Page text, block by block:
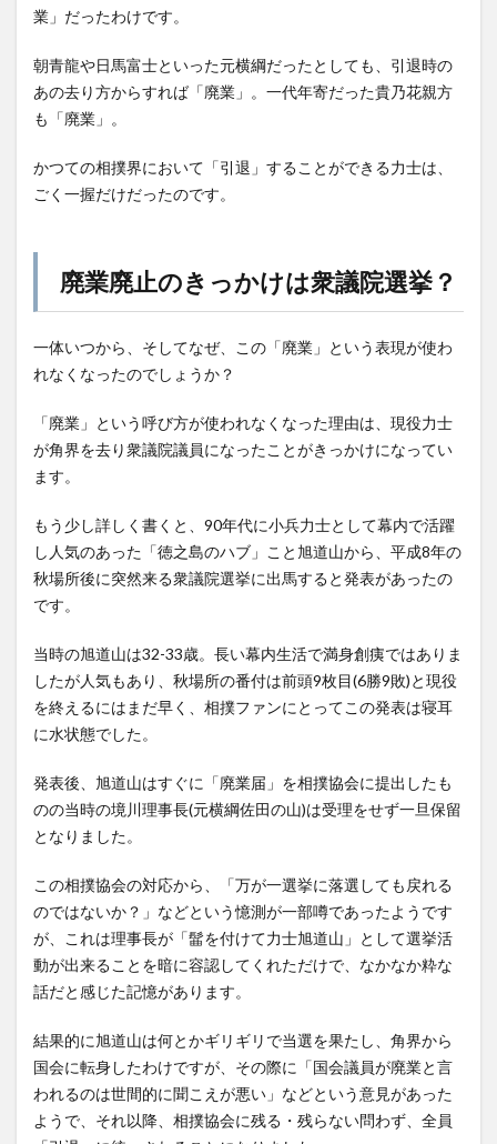
業」だったわけです。
朝青龍や日馬富士といった元横綱だったとしても、引退時の
あの去り方からすれば「廃業」。一代年寄だった貴乃花親方
も「廃業」。
かつての相撲界において「引退」することができる力士は、
ごく一握だけだったのです。
廃業廃止のきっかけは衆議院選挙？
一体いつから、そしてなぜ、この「廃業」という表現が使わ
れなくなったのでしょうか？
「廃業」という呼び方が使われなくなった理由は、現役力士
が角界を去り衆議院議員になったことがきっかけになってい
ます。
もう少し詳しく書くと、90年代に小兵力士として幕内で活躍
し人気のあった「徳之島のハブ」こと旭道山から、平成8年の
秋場所後に突然来る衆議院選挙に出馬すると発表があったの
です。
当時の旭道山は32-33歳。長い幕内生活で満身創痍ではありま
したが人気もあり、秋場所の番付は前頭9枚目(6勝9敗)と現役
を終えるにはまだ早く、相撲ファンにとってこの発表は寝耳
に水状態でした。
発表後、旭道山はすぐに「廃業届」を相撲協会に提出したも
のの当時の境川理事長(元横綱佐田の山)は受理をせず一旦保留
となりました。
この相撲協会の対応から、「万が一選挙に落選しても戻れる
のではないか？」などという憶測が一部噂であったようです
が、これは理事長が「髷を付けて力士旭道山」として選挙活
動が出来ることを暗に容認してくれただけで、なかなか粋な
話だと感じた記憶があります。
結果的に旭道山は何とかギリギリで当選を果たし、角界から
国会に転身したわけですが、その際に「国会議員が廃業と言
われるのは世間的に聞こえが悪い」などという意見があった
ようで、それ以降、相撲協会に残る・残らない問わず、全員